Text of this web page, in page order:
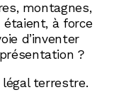
montagnes,
à force
d’inventer
?
légal terrestre.